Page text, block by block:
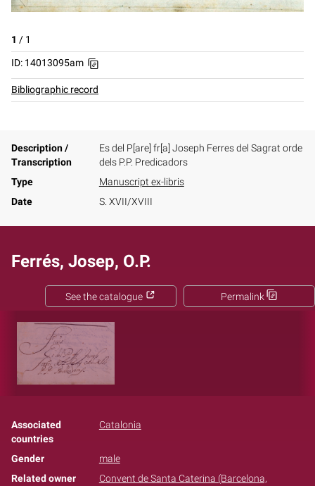
1 / 1
ID: 14013095am
Bibliographic record
Description /
Transcription
Es del P[are] fr[a] Joseph Ferres del Sagrat orde
dels P.P. Predicadors
Type
Manuscript ex-libris
Date
S. XVII/XVIII
Ferrés, Josep, O.P.
Permalink
See the catalogue
Associated
countries
Catalonia
Gender
male
Related owner
Convent de Santa Caterina (Barcelona,